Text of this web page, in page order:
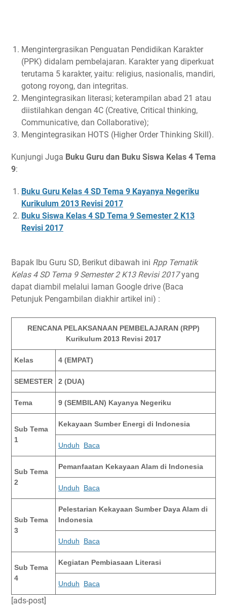
Mengintergrasikan Penguatan Pendidikan Karakter
(PPK) didalam pembelajaran. Karakter yang diperkuat
terutama 5 karakter, yaitu: religius, nasionalis, mandiri,
gotong royong, dan integritas.
Mengintegrasikan literasi; keterampilan abad 21 atau
diistilahkan dengan 4C (Creative, Critical thinking,
Communicative, dan Collaborative);
Mengintegrasikan HOTS (Higher Order Thinking Skill).
Kunjungi Juga Buku Guru dan Buku Siswa Kelas 4 Tema
9:
Buku Guru Kelas 4 SD Tema 9 Kayanya Negeriku
Kurikulum 2013 Revisi 2017
Buku Siswa Kelas 4 SD Tema 9 Semester 2 K13
Revisi 2017
Bapak Ibu Guru SD, Berikut dibawah ini Rpp Tematik
Kelas 4 SD Tema 9 Semester 2 K13 Revisi 2017yang
dapat diambil melalui laman Google drive (Baca
Petunjuk Pengambilan diakhir artikel ini) :
RENCANA PELAKSANAAN PEMBELAJARAN (RPP)
Kurikulum 2013 Revisi 2017
Kelas 4 (EMPAT)
SEMESTER 2 (DUA)
Tema 9 (SEMBILAN) Kayanya Negeriku
Sub Tema
1
Kekayaan Sumber Energi di Indonesia
Unduh Baca
Sub Tema
2
Pemanfaatan Kekayaan Alam di Indonesia
Unduh Baca
Sub Tema
3
Pelestarian Kekayaan Sumber Daya Alam di
Indonesia
Unduh Baca
Sub Tema
4
Kegiatan Pembiasaan Literasi
Unduh Baca
[ads-post]